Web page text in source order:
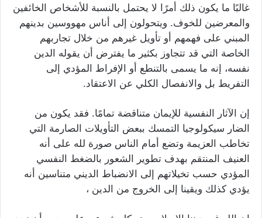
غالبًا ما يكون ذلك أمرًا لا يحتمل بالنسبة للأشخاص الخائفين
والمعرضين للخوف. ويتحولون إلى أناس مهووسين بدينهم
المبني على فهمهم أو تأويل غيرهم من خلال تجاربهم
الخاصة التي قد تتجاوز بكثير ما يفترض أن يقوله الدين
نفسه، إنه ما يسمى بالتنطع أو الإفراط المؤدي إلى
التفريط بل والانفصال الكلي عن الاعتقاد.
إن الآثار النفسية للإيمان متناقضة تمامًا. فقد يكون من
الضار سيكولوجيا التمسك ببعض التأويلات الصارمة التي
تخاطب العزيمة وتضع أمام الناس صورة لله على أنه
العنيف المنتقم بهدف تطوير الشعور بالضغط النفسي
المؤدي حسب تخيلاتهم إلى الانضباط الديني متناسين أنه
يؤدي كذلك ويقينا إلى الخروج من الدين ،